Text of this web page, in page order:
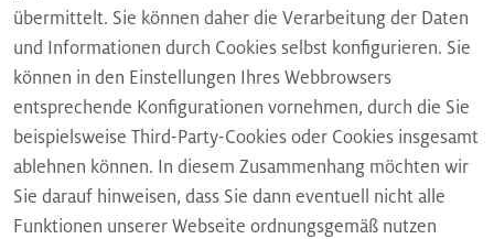
übermittelt. Sie können daher die Verarbeitung der Daten
und Informationen durch Cookies selbst konfigurieren. Sie
können in den Einstellungen Ihres Webbrowsers
entsprechende Konfigurationen vornehmen, durch die Sie
beispielsweise Third-Party-Cookies oder Cookies insgesamt
ablehnen können. In diesem Zusammenhang möchten wir
Sie darauf hinweisen, dass Sie dann eventuell nicht alle
Funktionen unserer Webseite ordnungsgemäß nutzen